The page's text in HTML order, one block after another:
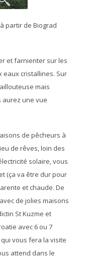
partir de Biograd
et farnienter sur les
cristallines. Sur
mais
aurez une vue
de pêcheurs à
de rêves, loin des
solaire, vous
(ça va être dur pour
et chaude. De
de jolies maisons
St Kuzme et
avec 6 ou 7
vous fera la visite
attend dans le